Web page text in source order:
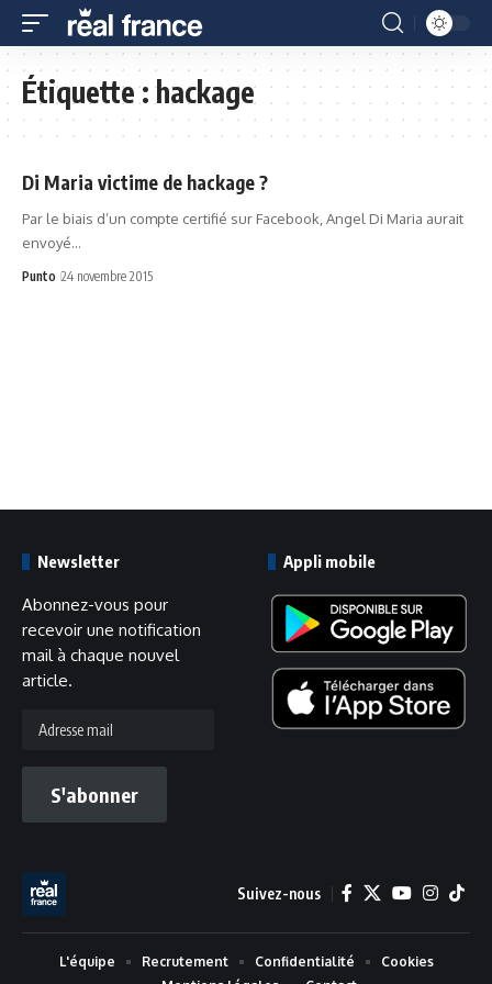
Étiquette :hackage
Di Maria victime de hackage ?
Par le biais d’un compte certifié sur Facebook, Angel Di Maria aurait
envoyé…
Punto 24 novembre 2015
Newsletter
Abonnez-vous pour
recevoir une notification
mail à chaque nouvel
article.
mail
S'abonner
Appli mobile
Suivez-nous
L'équipe Recrutement Confidentialité
Cookies